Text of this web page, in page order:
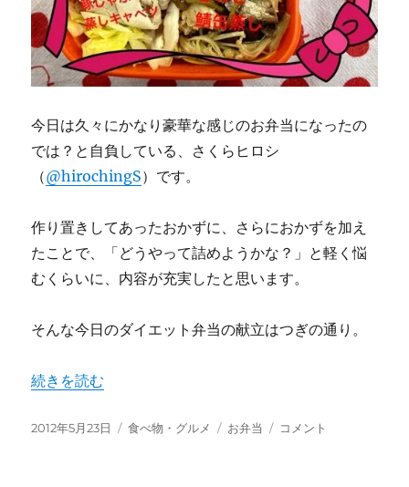
今日は久々にかなり豪華な感じのお弁当になったの
では？と自負している、さくらヒロシ
（@hirochingS）です。
作り置きしてあったおかずに、さらにおかずを加え
たことで、「どうやって詰めようかな？」と軽く悩
むくらいに、内容が充実したと思います。
そんな今日のダイエット弁当の献立はつぎの通り。
“今日のダイエット弁当（2012年5月23日）” の
続きを読む
投
2012年5月23日
カ
食べ物・グルメ
タ
お弁当
今
コメント